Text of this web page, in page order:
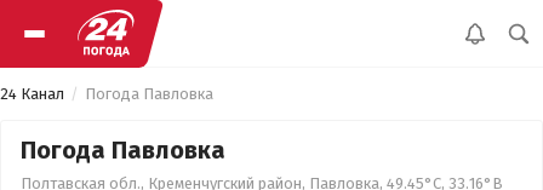
24 Канал Погода Павловка
Погода Павловка
Полтавская обл., Кременчугский район, Павловка, 49.45°С, 33.16°В